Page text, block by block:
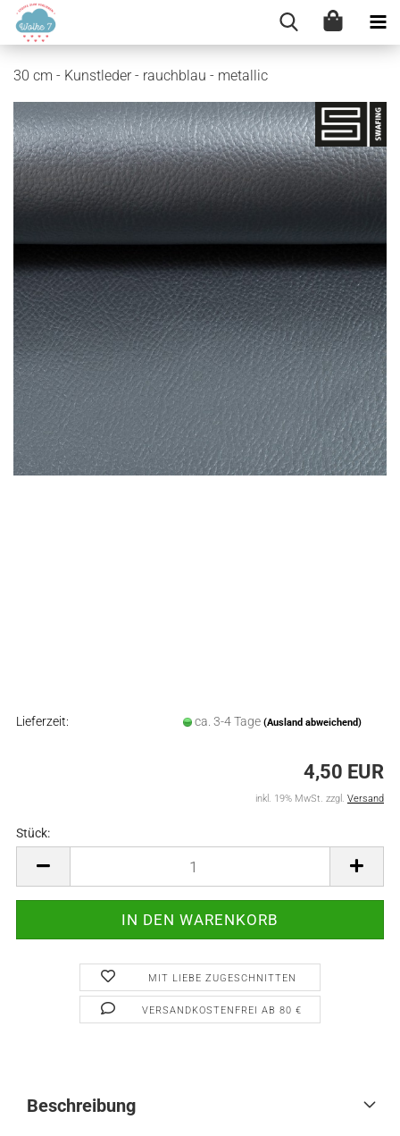
30 cm - Kunstleder - rauchblau - metallic
Lieferzeit: ca. 3-4 Tage (Ausland abweichend)
4,50 EUR
inkl. 19% MwSt. zzgl. Versand
Stück:
MIT LIEBE ZUGESCHNITTEN
VERSANDKOSTENFREI AB 80 €
Beschreibung